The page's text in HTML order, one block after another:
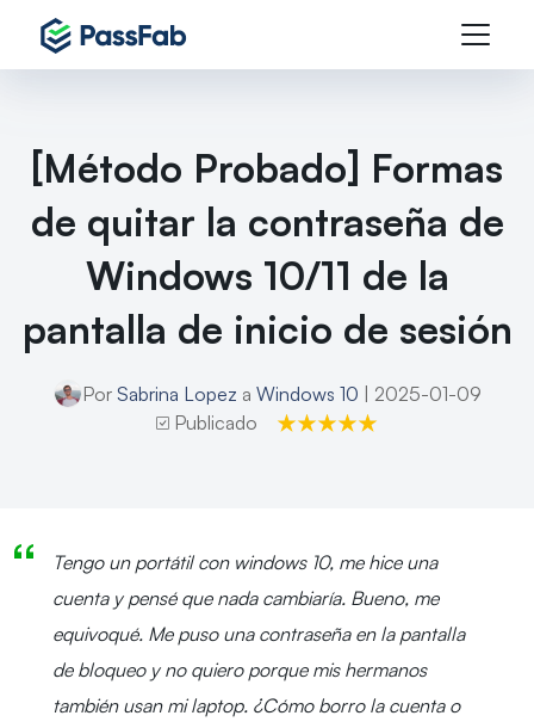
[Método Probado] Formas
de quitar la contraseña de
Windows 10/11 de la
pantalla de inicio de sesión
Por Sabrina Lopez a Windows 10 | 2025-01-09
Publicado
Tengo un portátil con windows 10, me hice una
cuenta y pensé que nada cambiaría. Bueno, me
equivoqué. Me puso una contraseña en la pantalla
de bloqueo y no quiero porque mis hermanos
también usan mi laptop. ¿Cómo borro la cuenta o